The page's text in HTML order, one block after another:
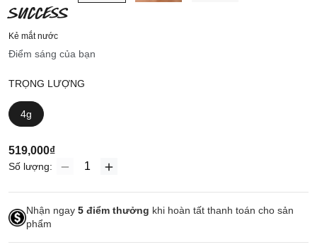
SUCCESS
Kẻ mắt nước
Điểm sáng của bạn
TRỌNG LƯỢNG
4g
519,000₫
Số lượng:
Nhận ngay 5 điểm thưởng khi hoàn tất thanh toán cho sản
phẩm